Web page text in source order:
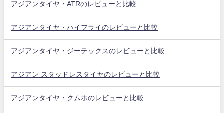
アジアンタイヤ・ATRのレビューと比較
アジアンタイヤ・ハイフライのレビューと比較
アジアンタイヤ・ジーテックスのレビューと比較
アジアン スタッドレスタイヤのレビューと比較
アジアンタイヤ・クムホのレビューと比較